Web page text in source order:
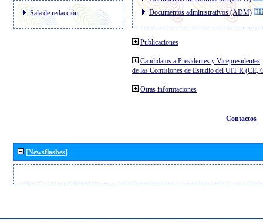
Sala de redacción
Documentos administrativos (ADM)
Publicaciones
Candidatos a Presidentes y Vicepresidentes
de las Comisiones de Estudio del UIT R (CE,
Otras informaciones
Contactos
[Newsflashes]